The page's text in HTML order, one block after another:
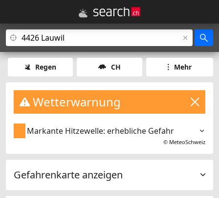
Regen CH Mehr
Wetterwarnung
Markante Hitzewelle: erhebliche Gefahr
© MeteoSchweiz
Gefahrenkarte anzeigen